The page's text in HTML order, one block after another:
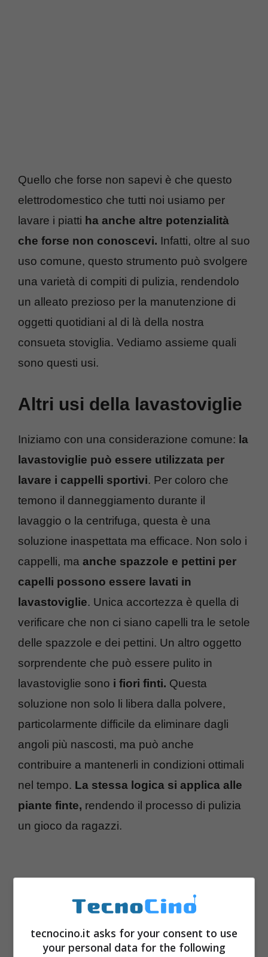
Quello che forse non sapevi è che questo
elettrodomestico che tutti noi usiamo per
lavare i piatti ha anche altre potenzialità
che forse non conoscevi. Infatti, oltre al suo
uso comune, questo strumento può svolgere
una varietà di compiti di pulizia, rendendolo
un alleato prezioso per la manutenzione di
oggetti quotidiani al di là della nostra
consueta stoviglia. Vediamo assieme quali
sono questi usi.
Altri usi della lavastoviglie
Iniziamo con una considerazione comune: la
lavastoviglie può essere utilizzata per
lavare i cappelli sportivi. Per coloro che
temono il danneggiamento durante il
lavaggio o la centrifuga, questa è una
soluzione inaspettata ma efficace. Non solo i
cappelli, ma anche spazzole e pettini per
capelli possono essere lavati in
lavastoviglie. Unica accortezza è quella di
verificare che non ci siano capelli tra le setole
delle spazzole e dei pettini. Un altro oggetto
sorprendente che può essere pulito in
lavastoviglie sono i fiori finti. Questa
soluzione non solo li libera dalla polvere,
particolarmente difficile da eliminare dagli
angoli più nascosti, ma può anche
contribuire a mantenerli in condizioni ottimali
nel tempo. La stessa logica si applica alle
piante finte, rendendo il processo di pulizia
un gioco da ragazzi.
tecnocino.it asks for your consent to use
your personal data for the following